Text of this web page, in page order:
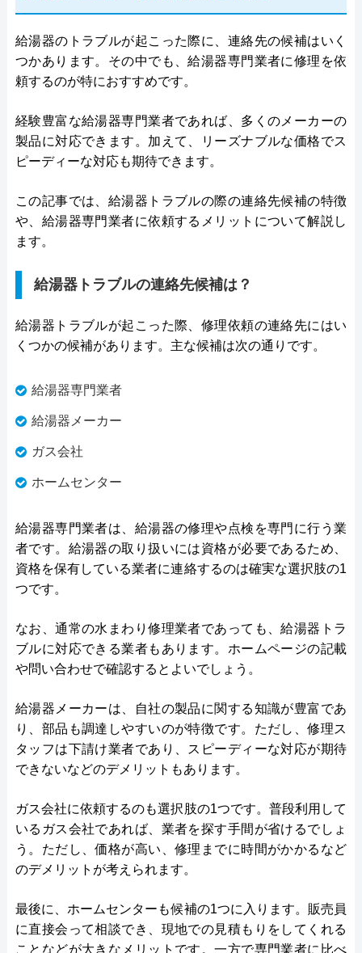
給湯器のトラブルが起こった際に、連絡先の候補はいく
つかあります。その中でも、給湯器専門業者に修理を依
頼するのが特におすすめです。
経験豊富な給湯器専門業者であれば、多くのメーカーの
製品に対応できます。加えて、リーズナブルな価格でス
ピーディーな対応も期待できます。
この記事では、給湯器トラブルの際の連絡先候補の特徴
や、給湯器専門業者に依頼するメリットについて解説し
ます。
給湯器トラブルの連絡先候補は？
給湯器トラブルが起こった際、修理依頼の連絡先にはい
くつかの候補があります。主な候補は次の通りです。
給湯器専門業者
給湯器メーカー
ガス会社
ホームセンター
給湯器専門業者は、給湯器の修理や点検を専門に行う業
者です。給湯器の取り扱いには資格が必要であるため、
資格を保有している業者に連絡するのは確実な選択肢の1
つです。
なお、通常の水まわり修理業者であっても、給湯器トラ
ブルに対応できる業者もあります。ホームページの記載
や問い合わせで確認するとよいでしょう。
給湯器メーカーは、自社の製品に関する知識が豊富であ
り、部品も調達しやすいのが特徴です。ただし、修理ス
タッフは下請け業者であり、スピーディーな対応が期待
できないなどのデメリットもあります。
ガス会社に依頼するのも選択肢の1つです。普段利用して
いるガス会社であれば、業者を探す手間が省けるでしょ
う。ただし、価格が高い、修理までに時間がかかるなど
のデメリットが考えられます。
最後に、ホームセンターも候補の1つに入ります。販売員
に直接会って相談でき、現地での見積もりをしてくれる
ことなどが大きなメリットです。一方で専門業者に比べ